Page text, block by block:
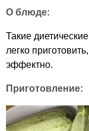
О блюде:
Такие
легко
эффектно.
Приготовление: